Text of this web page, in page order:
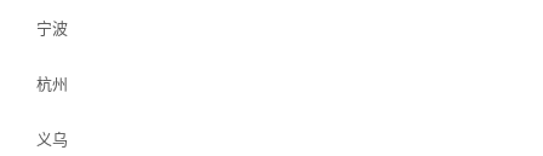
宁波
杭州
义乌